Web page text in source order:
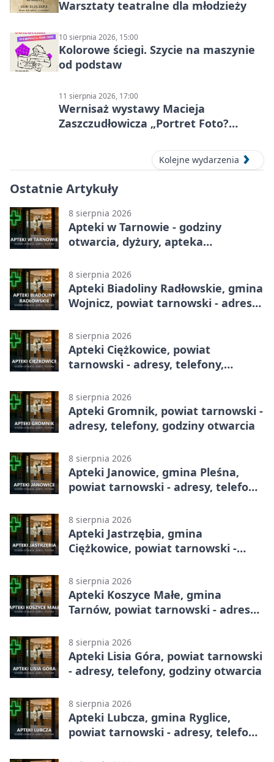
Warsztaty teatralne dla młodzieży
10 sierpnia 2026, 15:00
Kolorowe ściegi. Szycie na maszynie
od podstaw
11 sierpnia 2026, 17:00
Wernisaż wystawy Macieja
Zaszczudłowicza „Portret Foto?
Kolejne wydarzenia
Ostatnie Artykuły
8 sierpnia 2026
Apteki w Tarnowie - godziny
otwarcia, dyżury, apteka
8 sierpnia 2026
Apteki Biadoliny Radłowskie, gmina
Wojnicz, powiat tarnowski - adresy,
8 sierpnia 2026
Apteki Ciężkowice, powiat
tarnowski - adresy, telefony,
8 sierpnia 2026
Apteki Gromnik, powiat tarnowski -
adresy, telefony, godziny otwarcia
8 sierpnia 2026
Apteki Janowice, gmina Pleśna,
powiat tarnowski - adresy, telefony,
8 sierpnia 2026
Apteki Jastrzębia, gmina
Ciężkowice, powiat tarnowski -
8 sierpnia 2026
Apteki Koszyce Małe, gmina
Tarnów, powiat tarnowski - adresy,
8 sierpnia 2026
Apteki Lisia Góra, powiat tarnowski
- adresy, telefony, godziny otwarcia
8 sierpnia 2026
Apteki Lubcza, gmina Ryglice,
powiat tarnowski - adresy, telefony,